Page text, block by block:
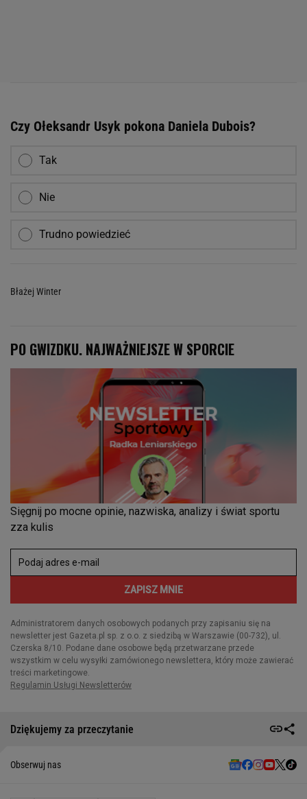
Czy Ołeksandr Usyk pokona Daniela Dubois?
Tak
Nie
Trudno powiedzieć
Błażej Winter
Dziękujemy za przeczytanie
Obserwuj nas